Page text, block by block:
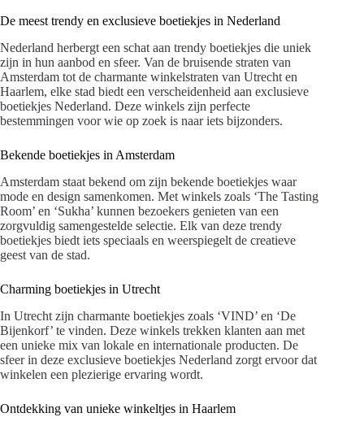
De meest trendy en exclusieve boetiekjes in Nederland
Nederland herbergt een schat aan trendy boetiekjes die uniek
zijn in hun aanbod en sfeer. Van de bruisende straten van
Amsterdam tot de charmante winkelstraten van Utrecht en
Haarlem, elke stad biedt een verscheidenheid aan exclusieve
boetiekjes Nederland. Deze winkels zijn perfecte
bestemmingen voor wie op zoek is naar iets bijzonders.
Bekende boetiekjes in Amsterdam
Amsterdam staat bekend om zijn bekende boetiekjes waar
mode en design samenkomen. Met winkels zoals ‘The Tasting
Room’ en ‘Sukha’ kunnen bezoekers genieten van een
zorgvuldig samengestelde selectie. Elk van deze trendy
boetiekjes biedt iets speciaals en weerspiegelt de creatieve
geest van de stad.
Charming boetiekjes in Utrecht
In Utrecht zijn charmante boetiekjes zoals ‘VIND’ en ‘De
Bijenkorf’ te vinden. Deze winkels trekken klanten aan met
een unieke mix van lokale en internationale producten. De
sfeer in deze exclusieve boetiekjes Nederland zorgt ervoor dat
winkelen een plezierige ervaring wordt.
Ontdekking van unieke winkeltjes in Haarlem